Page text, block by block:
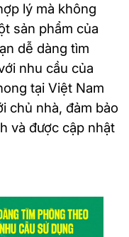
lý mà không
sản phẩm của
dễ dàng tìm
nhu cầu của
tại Việt Nam
chủ nhà, đảm bảo
và được cập nhật